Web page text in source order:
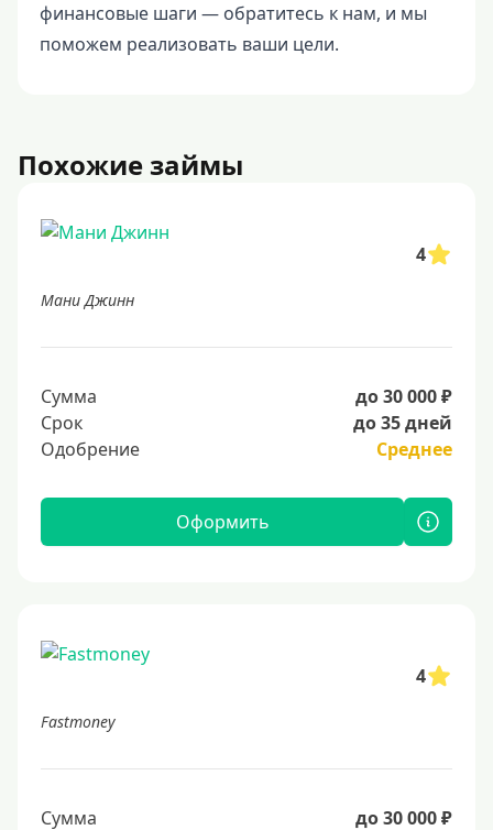
финансовые шаги — обратитесь к нам, и мы
поможем реализовать ваши цели.
Похожие займы
4
Мани Джинн
Сумма
до 30 000 ₽
Срок
до 35 дней
Одобрение
Среднее
Оформить
4
Fastmoney
Сумма
до 30 000 ₽